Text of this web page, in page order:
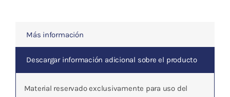
Más información
Descargar información adicional sobre el producto
Material reservado exclusivamente para uso del